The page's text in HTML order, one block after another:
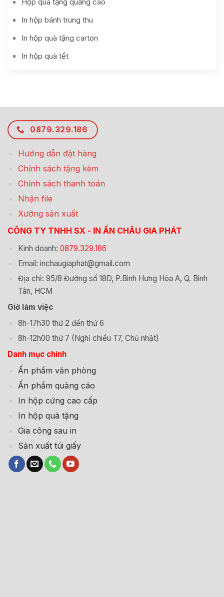
In hộp bánh trung thu
In hộp quà tặng carton
In hộp quà tết
0879.329.186
Hướng dẫn đặt hàng
Chính sách tặng kèm
Chính sách thanh toán
Nhận file
Xưởng sản xuất
CÔNG TY TNHH SX - IN ẤN CHÂU GIA PHÁT
Kinh doanh: 0879.329.186
Email: inchaugiaphat@gmail.com
Địa chỉ: 95/8 Đường số 18D, P.Bình Hưng Hòa A, Q. Bình
Tân, HCM
Giờ làm việc
8h-17h30 thứ 2 đến thứ 6
8h-12h00 thứ 7 (Nghỉ chiều T7, Chủ nhật)
Danh mục chính
Ấn phẩm văn phòng
Ấn phẩm quảng cáo
In hộp cứng cao cấp
In hộp quà tặng
Gia công sau in
Sản xuất túi giấy